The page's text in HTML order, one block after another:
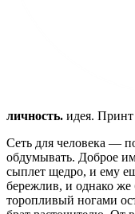
личность. идея. Принт
Сеть для человека —
обдумывать. Доброе
сыплет щедро, и ему
бережлив, и однако же
торопливый ногами